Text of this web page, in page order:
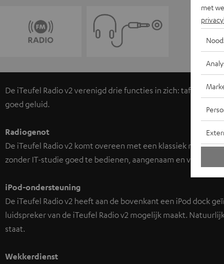
De iTeufel Radio v2 verenigd drie functies in zich: tafelradio
goed geluid.
Radiogenot
De iTeufel Radio v2 komt overeen met een klassiek
zonder IT-studie goed te bedienen, aangenaam en vol in
iPod-ondersteuning
De iTeufel Radio v2 heeft aan de bovenkant een iPod dock
luidspreker van de iTeufel Radio v2 mogelijk maakt.
staat.
Wekkerdienst
met